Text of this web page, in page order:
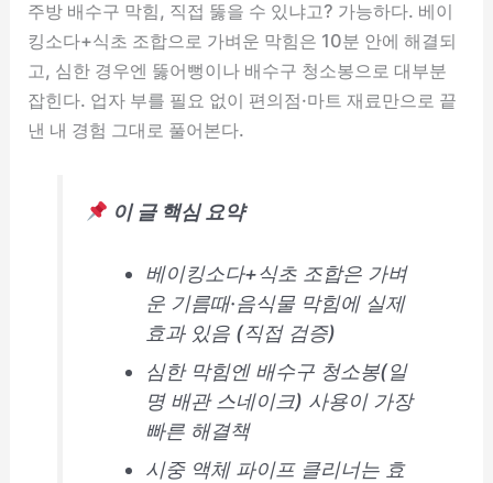
주방 배수구 막힘, 직접 뚫을 수 있냐고? 가능하다. 베이
킹소다+식초 조합으로 가벼운 막힘은 10분 안에 해결되
고, 심한 경우엔 뚫어뻥이나 배수구 청소봉으로 대부분
잡힌다. 업자 부를 필요 없이 편의점·마트 재료만으로 끝
낸 내 경험 그대로 풀어본다.
이 글 핵심 요약
베이킹소다+식초 조합은 가벼
운 기름때·음식물 막힘에 실제
효과 있음 (직접 검증)
심한 막힘엔 배수구 청소봉(일
명 배관 스네이크) 사용이 가장
빠른 해결책
시중 액체 파이프 클리너는 효